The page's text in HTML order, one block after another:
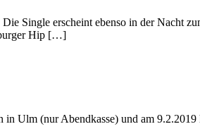
Single erscheint ebenso in der Nacht
Hip […]
Ulm (nur Abendkasse) und am